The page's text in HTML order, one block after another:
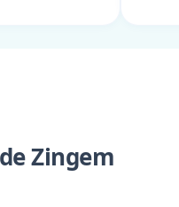
Zingem